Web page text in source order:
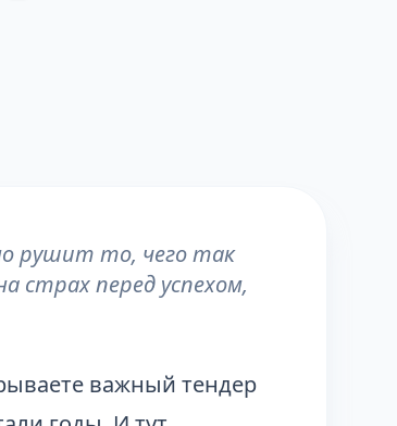
рушит то, чего так
страх перед успехом,
важный тендер